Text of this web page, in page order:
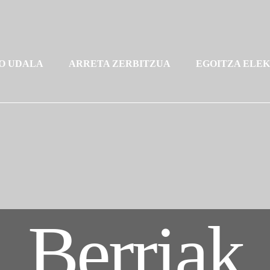
UDALA ARRETA ZERBITZUA EGOITZA